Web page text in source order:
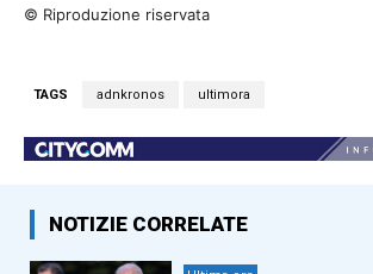
© Riproduzione riservata
TAGS adnkronos ultimora
NOTIZIE CORRELATE